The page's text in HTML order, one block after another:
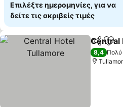
Επιλέξτε ημερομηνίες, για να
δείτε τις ακριβείς τιμές
Central
8,4